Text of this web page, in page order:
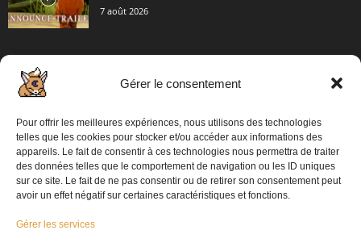
Gérer le consentement
Pour offrir les meilleures expériences, nous utilisons des technologies
telles que les cookies pour stocker et/ou accéder aux informations des
appareils. Le fait de consentir à ces technologies nous permettra de traiter
des données telles que le comportement de navigation ou les ID uniques
sur ce site. Le fait de ne pas consentir ou de retirer son consentement peut
avoir un effet négatif sur certaines caractéristiques et fonctions.
Gérer les services
7 août 2026
CATÉGORIE POPULAIRE
PC
Playstation 5 698
XBOX 574